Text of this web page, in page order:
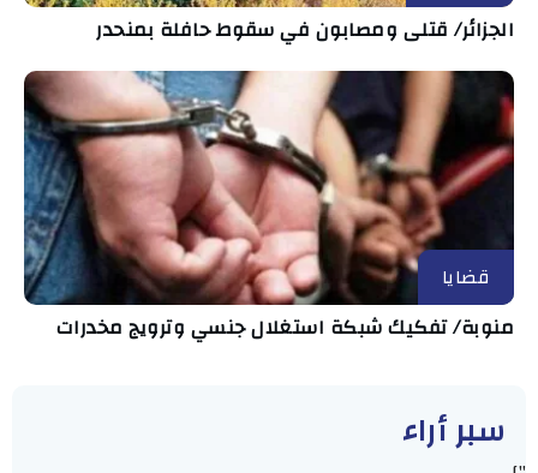
الجزائر/ قتلى ومصابون في سقوط حافلة بمنحدر
قضايا
منوبة/ تفكيك شبكة استغلال جنسي وترويج مخدرات
سبر أراء